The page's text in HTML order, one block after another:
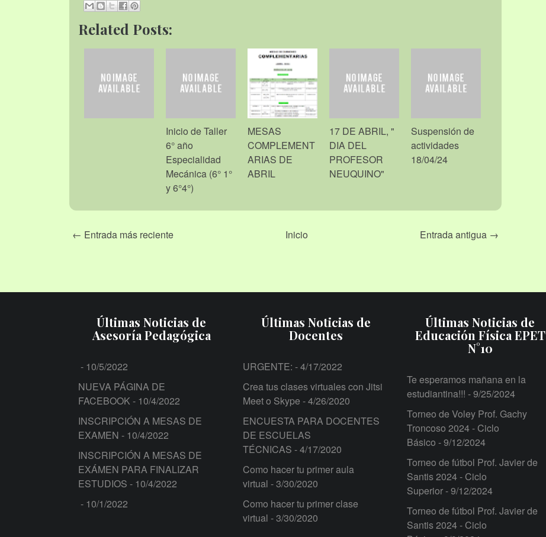
Related Posts:
Inicio de Taller
6° año
Especialidad
Mecánica (6° 1°
y 6°4°)
MESAS
COMPLEMENT
ARIAS DE
ABRIL
17 DE ABRIL, "
DIA DEL
PROFESOR
NEUQUINO"
Suspensión de
actividades
18/04/24
← Entrada más reciente Entrada antigua →
Inicio
Últimas Noticias de
Asesoría Pedagógica
- 10/5/2022
NUEVA PÁGINA DE
FACEBOOK - 10/4/2022
INSCRIPCIÓN A MESAS DE
EXAMEN - 10/4/2022
INSCRIPCIÓN A MESAS DE
EXÁMEN PARA FINALIZAR
ESTUDIOS - 10/4/2022
- 10/1/2022
Últimas Noticias de
Docentes
URGENTE: - 4/17/2022
Crea tus clases virtuales con Jitsi
Meet o Skype - 4/26/2020
ENCUESTA PARA DOCENTES
DE ESCUELAS
TÉCNICAS - 4/17/2020
Como hacer tu primer aula
virtual - 3/30/2020
Como hacer tu primer clase
virtual - 3/30/2020
Últimas Noticias de
Educación Física EPET
N°10
Te esperamos mañana en la
estudiantina!!! - 9/25/2024
Torneo de Voley Prof. Gachy
Troncoso 2024 - Ciclo
Básico - 9/12/2024
Torneo de fútbol Prof. Javier de
Santis 2024 - Ciclo
Superior- 9/12/2024
Torneo de fútbol Prof. Javier de
Santis 2024 - Ciclo